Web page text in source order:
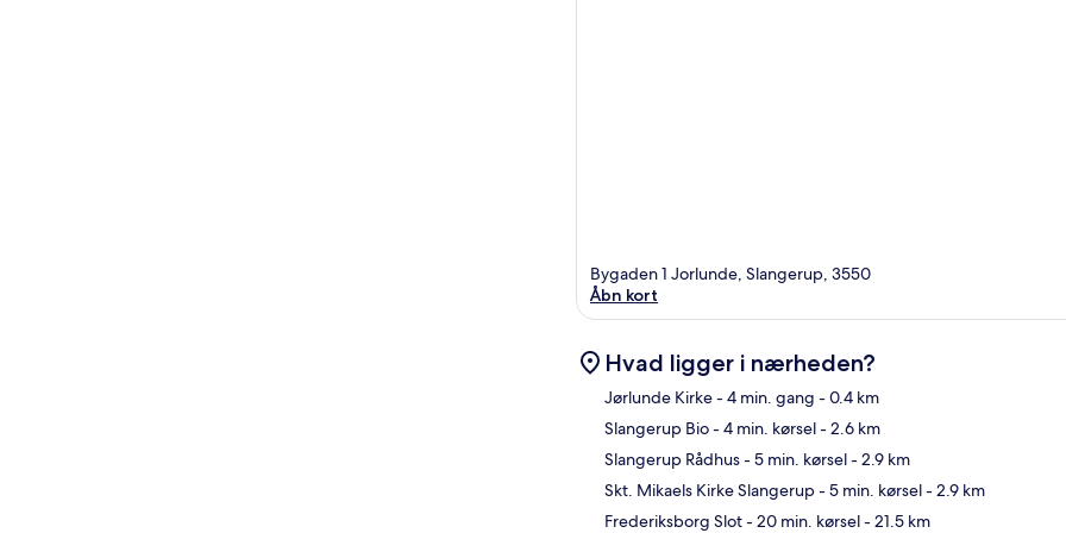
Bygaden 1 Jorlunde, Slangerup, 3550
Åbn kort
Hvad ligger i nærheden?
Jørlunde Kirke- 4 min. gang - 0.4 km
Slangerup Bio- 4 min. kørsel- 2.6 km
Slangerup Rådhus- 5 min. kørsel- 2.9 km
Skt. Mikaels Kirke Slangerup- 5 min. kørsel- 2.9 km
Frederiksborg Slot- 20 min. kørsel- 21.5 km